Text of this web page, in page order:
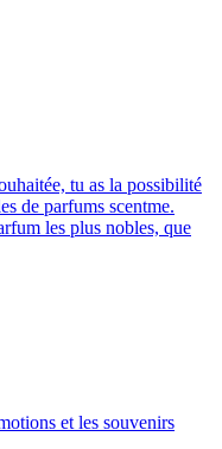
tu as la possibilité
de parfums scentme.
les plus nobles, que
et les souvenirs